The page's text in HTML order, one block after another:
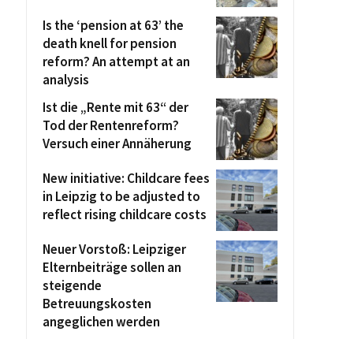
Is the ‘pension at 63’ the
death knell for pension
reform? An attempt at an
analysis
Ist die „Rente mit 63“ der
Tod der Rentenreform?
Versuch einer Annäherung
New initiative: Childcare fees
in Leipzig to be adjusted to
reflect rising childcare costs
Neuer Vorstoß: Leipziger
Elternbeiträge sollen an
steigende
Betreuungskosten
angeglichen werden